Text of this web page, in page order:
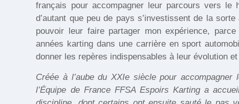
français pour accompagner leur parcours vers le
d’autant que peu de pays s’investissent de la
pouvoir leur faire partager mon expérience,
années karting dans une carrière en sport
donner les repères indispensables à leur évolution
Créée à l’aube du XXIe siècle pour
l’Équipe de France FFSA Espoirs Karting a